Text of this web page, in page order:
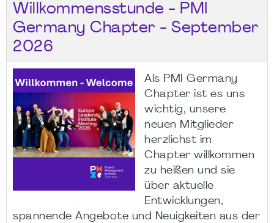
Willkommensstunde - PMI
Germany Chapter - September
2026
Als PMI Germany
Chapter ist es uns
wichtig, unsere
neuen Mitglieder
herzlichst im
Chapter willkommen
zu heißen und sie
über aktuelle
Entwicklungen,
spannende Angebote und Neuigkeiten aus der